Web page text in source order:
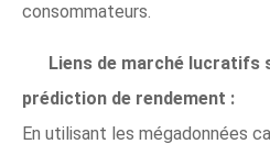
consommateurs.
Liens de marché lucratifs
prédiction de rendement :
En utilisant les mégadonnées